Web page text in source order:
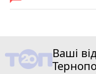
Ваші